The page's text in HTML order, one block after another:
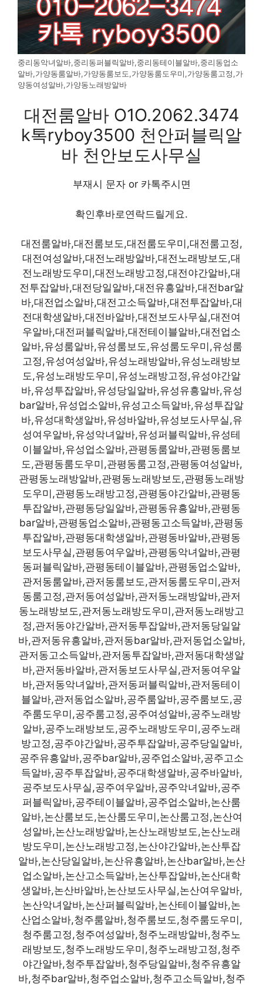
중리동악녀알바,중리동퍼블릭알바,중리동테이블알바,중리동업소
알바,가양동룸알바,가양동룸보도,가양동룸도우미,가양동룸고정,가
양동여성알바,가양동노래방알바
대전룸알바 O1O.2062.3474
k톡ryboy3500 천안퍼블릭알
바 천안보도사무실
부재시 문자 or 카톡주시면
확인후바로연락드릴게요.
대전룸알바,대전룸보도,대전룸도우미,대전룸고정,
대전여성알바,대전노래방알바,대전노래방보도,대
전노래방도우미,대전노래방고정,대전야간알바,대
전투잡알바,대전당일알바,대전유흥알바,대전bar알
바,대전업소알바,대전고소득알바,대전투잡알바,대
전대학생알바,대전바알바,대전보도사무실,대전여
우알바,대전퍼블릭알바,대전테이블알바,대전업소
알바,유성룸알바,유성룸보도,유성룸도우미,유성룸
고정,유성여성알바,유성노래방알바,유성노래방보
도,유성노래방도우미,유성노래방고정,유성야간알
바,유성투잡알바,유성당일알바,유성유흥알바,유성
bar알바,유성업소알바,유성고소득알바,유성투잡알
바,유성대학생알바,유성바알바,유성보도사무실,유
성여우알바,유성악녀알바,유성퍼블릭알바,유성테
이블알바,유성업소알바,관평동룸알바,관평동룸보
도,관평동룸도우미,관평동룸고정,관평동여성알바,
관평동노래방알바,관평동노래방보도,관평동노래방
도우미,관평동노래방고정,관평동야간알바,관평동
투잡알바,관평동당일알바,관평동유흥알바,관평동
bar알바,관평동업소알바,관평동고소득알바,관평동
투잡알바,관평동대학생알바,관평동바알바,관평동
보도사무실,관평동여우알바,관평동악녀알바,관평
동퍼블릭알바,관평동테이블알바,관평동업소알바,
관저동룸알바,관저동룸보도,관저동룸도우미,관저
동룸고정,관저동여성알바,관저동노래방알바,관저
동노래방보도,관저동노래방도우미,관저동노래방고
정,관저동야간알바,관저동투잡알바,관저동당일알
바,관저동유흥알바,관저동bar알바,관저동업소알바,
관저동고소득알바,관저동투잡알바,관저동대학생알
바,관저동바알바,관저동보도사무실,관저동여우알
바,관저동악녀알바,관저동퍼블릭알바,관저동테이
블알바,관저동업소알바,공주룸알바,공주룸보도,공
주룸도우미,공주룸고정,공주여성알바,공주노래방
알바,공주노래방보도,공주노래방도우미,공주노래
방고정,공주야간알바,공주투잡알바,공주당일알바,
공주유흥알바,공주bar알바,공주업소알바,공주고소
득알바,공주투잡알바,공주대학생알바,공주바알바,
공주보도사무실,공주여우알바,공주악녀알바,공주
퍼블릭알바,공주테이블알바,공주업소알바,논산룸
알바,논산룸보도,논산룸도우미,논산룸고정,논산여
성알바,논산노래방알바,논산노래방보도,논산노래
방도우미,논산노래방고정,논산야간알바,논산투잡
알바,논산당일알바,논산유흥알바,논산bar알바,논산
업소알바,논산고소득알바,논산투잡알바,논산대학
생알바,논산바알바,논산보도사무실,논산여우알바,
논산악녀알바,논산퍼블릭알바,논산테이블알바,논
산업소알바,청주룸알바,청주룸보도,청주룸도우미,
청주룸고정,청주여성알바,청주노래방알바,청주노
래방보도,청주노래방도우미,청주노래방고정,청주
야간알바,청주투잡알바,청주당일알바,청주유흥알
바,청주bar알바,청주업소알바,청주고소득알바,청주